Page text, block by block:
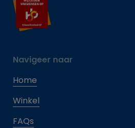
Navigeer naar
Home
Winkel
FAQs